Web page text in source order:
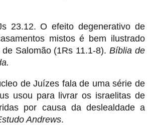
23.12. O efeito degenerativo de
mistos é bem ilustrado
de Salomão (1Rs 11.1-8).Bíblia de
de Juízes fala de uma série de
usou para livrar os israelitas de
por causa da deslealdade a
Andrews.